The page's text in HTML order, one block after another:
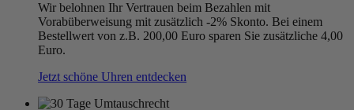
Wir belohnen Ihr Vertrauen beim Bezahlen mit
Vorabüberweisung mit zusätzlich -2% Skonto. Bei einem
Bestellwert von z.B. 200,00 Euro sparen Sie zusätzliche 4,00
Euro.
Jetzt schöne Uhren entdecken